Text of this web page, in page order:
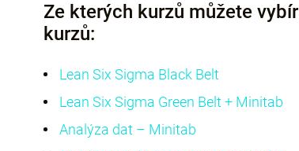
Ze kterých kurzů můžete
kurzů:
Lean Six Sigma Black Belt
Lean Six Sigma Green Belt + Minitab
Analýza dat – Minitab